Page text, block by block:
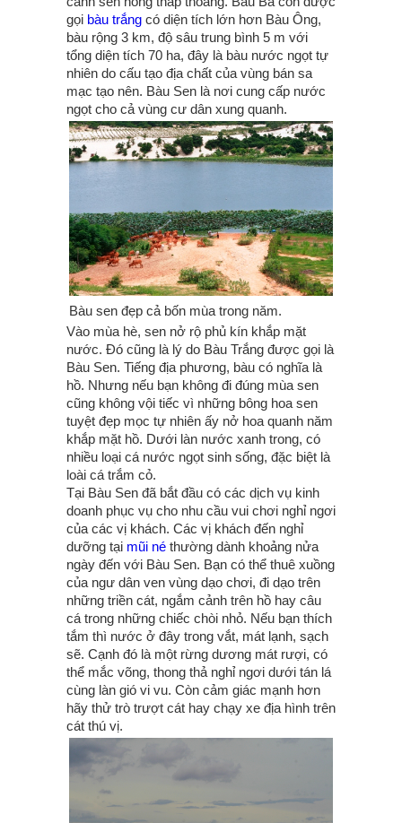
gọi bàu trắng có diện tích lớn hơn Bàu Ông,
bàu rộng 3 km, độ sâu trung bình 5 m với
tổng diện tích 70 ha, đây là bàu nước ngọt tự
nhiên do cấu tạo địa chất của vùng bán sa
mạc tạo nên. Bàu Sen là nơi cung cấp nước
ngọt cho cả vùng cư dân xung quanh.
Bàu sen đẹp cả bốn mùa trong năm.
Vào mùa hè, sen nở rộ phủ kín khắp mặt
nước. Đó cũng là lý do Bàu Trắng được gọi là
Bàu Sen. Tiếng địa phương, bàu có nghĩa là
hồ. Nhưng nếu bạn không đi đúng mùa sen
cũng không vội tiếc vì những bông hoa sen
tuyệt đẹp mọc tự nhiên ấy nở hoa quanh năm
khắp mặt hồ. Dưới làn nước xanh trong, có
nhiều loại cá nước ngọt sinh sống, đặc biệt là
loài cá trắm cỏ.
Tại Bàu Sen đã bắt đầu có các dịch vụ kinh
doanh phục vụ cho nhu cầu vui chơi nghỉ ngơi
của các vị khách. Các vị khách đến nghỉ
dưỡng tại mũi né thường dành khoảng nửa
ngày đến với Bàu Sen. Bạn có thể thuê xuồng
của ngư dân ven vùng dạo chơi, đi dạo trên
những triền cát, ngắm cảnh trên hồ hay câu
cá trong những chiếc chòi nhỏ. Nếu bạn thích
tắm thì nước ở đây trong vắt, mát lạnh, sạch
sẽ. Cạnh đó là một rừng dương mát rượi, có
thể mắc võng, thong thả nghỉ ngơi dưới tán lá
cùng làn gió vi vu. Còn cảm giác mạnh hơn
hãy thử trò trượt cát hay chạy xe địa hình trên
cát thú vị.